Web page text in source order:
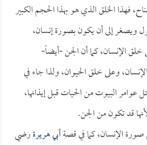
فهذا الخلق الذي هو بهذا الحجم الكبير
ويصغر إلى أن يكون بصورة إنسان،
خلق الإنسان، كما أن الجن -أيضاً-
وعلى خلق الحيوان، ولذا جاء في
عوامر البيوت من الحيات قبل إيذانها،
قد تكون من الجن.
الإنسان، كما في قصةأبي هريرةرضي